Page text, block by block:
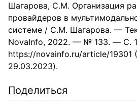
Шагарова, С.М. Организация
провайдеров в
системе / С.М. Шагарова. —
NovaInfo, 2022. — № 133. — С.
https://novainfo.ru/article/19301
29.03.2023).
Поделиться